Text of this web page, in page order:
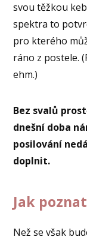
svou těžkou
spektra to
pro kterého
ráno z postele.
ehm.)
Bez svalů
dnešní doba
posilování
doplnit.
Jak
Než se však